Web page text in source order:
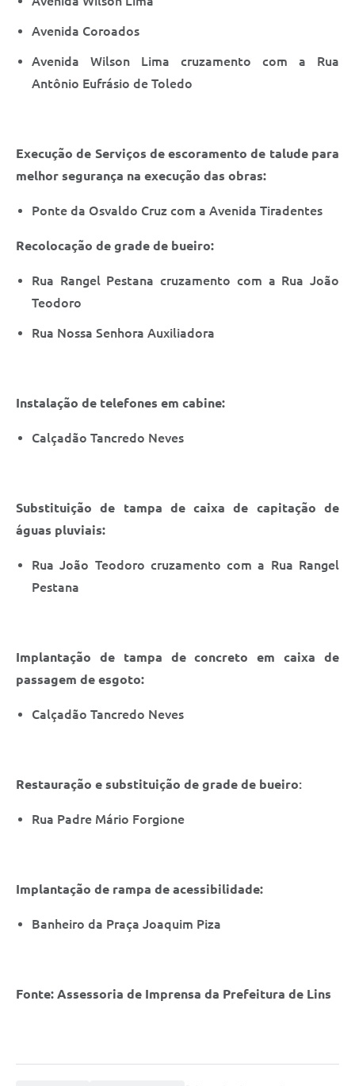
Avenida Coroados
Avenida Wilson Lima cruzamento com a Rua
Antônio Eufrásio de Toledo
Execução de Serviços de escoramento de talude para
melhor segurança na execução das obras:
Ponte da Osvaldo Cruz com a Avenida Tiradentes
Recolocação de grade de bueiro:
Rua Rangel Pestana cruzamento com a Rua João
Teodoro
Rua Nossa Senhora Auxiliadora
Instalação de telefones em cabine:
Calçadão Tancredo Neves
Substituição de tampa de caixa de capitação de
águas pluviais:
Rua João Teodoro cruzamento com a Rua Rangel
Pestana
Implantação de tampa de concreto em caixa de
passagem de esgoto:
Calçadão Tancredo Neves
Restauração e substituição de grade de bueiro:
Rua Padre Mário Forgione
Implantação de rampa de acessibilidade:
Banheiro da Praça Joaquim Piza
Fonte: Assessoria de Imprensa da Prefeitura de Lins